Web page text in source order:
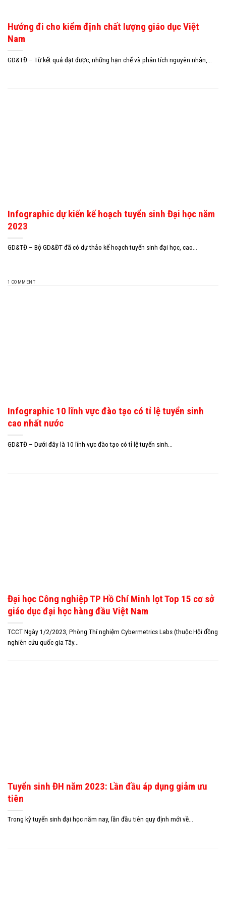
Hướng đi cho kiểm định chất lượng giáo dục Việt
Nam
GD&TĐ – Từ kết quả đạt được, những hạn chế và phân tích nguyên nhân,...
Infographic dự kiến kế hoạch tuyển sinh Đại học năm
2023
GD&TĐ – Bộ GD&ĐT đã có dự thảo kế hoạch tuyển sinh đại học, cao...
1 COMMENT
Infographic 10 lĩnh vực đào tạo có tỉ lệ tuyển sinh
cao nhất nước
GD&TĐ – Dưới đây là 10 lĩnh vực đào tạo có tỉ lệ tuyển sinh...
Đại học Công nghiệp TP Hồ Chí Minh lọt Top 15 cơ sở
giáo dục đại học hàng đầu Việt Nam
TCCT Ngày 1/2/2023, Phòng Thí nghiệm Cybermetrics Labs (thuộc Hội đồng
nghiên cứu quốc gia Tây...
Tuyển sinh ĐH năm 2023: Lần đầu áp dụng giảm ưu
tiên
Trong kỳ tuyển sinh đại học năm nay, lần đầu tiên quy định mới về...